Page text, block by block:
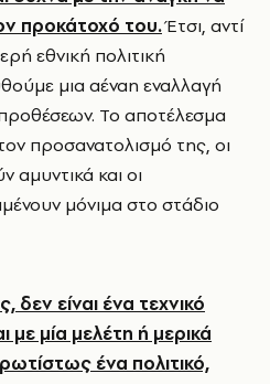
προκάτοχό του.Έτσι, αντί
εθνική πολιτική
μια αέναη εναλλαγή
Το αποτέλεσμα
τον προσανατολισμό της, οι
αμυντικά και οι
μόνιμα στο στάδιο
είναι ένα τεχνικό
με μία μελέτη ή μερικά
ένα πολιτικό,